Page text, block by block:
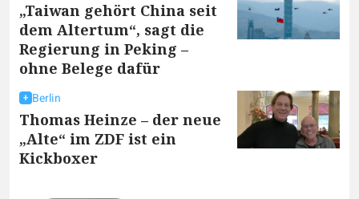
„Taiwan gehört China seit
dem Altertum“, sagt die
Regierung in Peking –
ohne Belege dafür
Berlin
Thomas Heinze – der neue
„Alte“ im ZDF ist ein
Kickboxer